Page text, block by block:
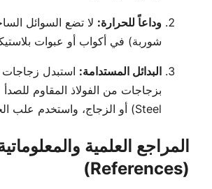
وداعاً للحرارة: لا تضع السوائل
شوربة) في أكواب أو عبوات
البدائل المستدامة: استبدل زجاجات
Steel) أو الزجاج، واستخدم علب الحفظ الزجاجية.
المراجع العلمية
(References)